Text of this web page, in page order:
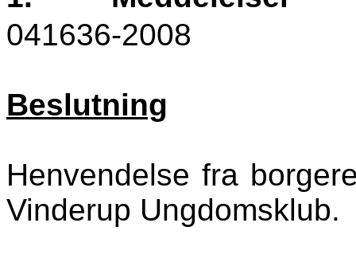
041636-2008
Beslutning
Henvendelse fra
Vinderup Ungdomsklub.